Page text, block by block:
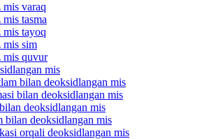
varaq
tasma
tayoq
sim
mis quvur
mis
bilan deoksidlangan mis
bilan deoksidlangan mis
deoksidlangan mis
bilan deoksidlangan mis
orqali deoksidlangan mis